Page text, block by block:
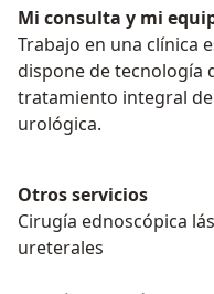
Mi consulta y mi
Trabajo en una clínica
dispone de tecnología
tratamiento integral
urológica.
Otros servicios
Cirugía ednoscópica láser para
ureterales